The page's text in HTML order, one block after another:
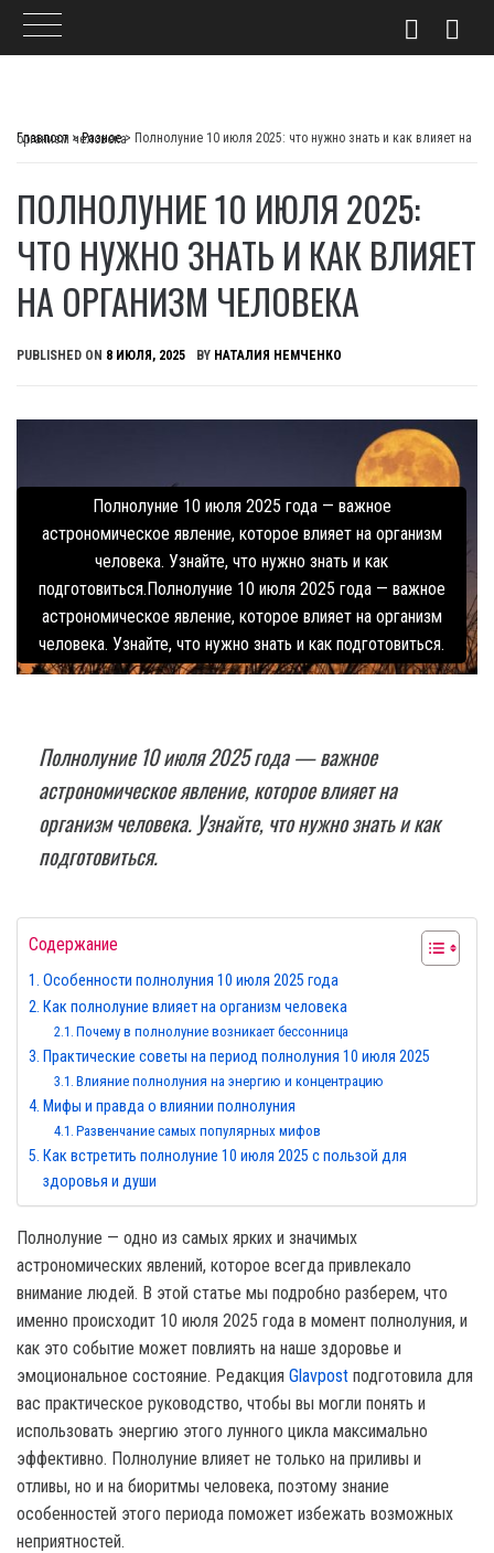
Главпост >Разное>
Полнолуние 10 июля 2025: что нужно знать и как влияет на организм человека
ПОЛНОЛУНИЕ 10 ИЮЛЯ 2025:
ЧТО НУЖНО ЗНАТЬ И КАК ВЛИЯЕТ
НА ОРГАНИЗМ ЧЕЛОВЕКА
PUBLISHED ON 8 ИЮЛЯ, 2025 BY НАТАЛИЯ НЕМЧЕНКО
Полнолуние 10 июля 2025 года — важное
астрономическое явление, которое влияет на организм
человека. Узнайте, что нужно знать и как
подготовиться.Полнолуние 10 июля 2025 года — важное
астрономическое явление, которое влияет на организм
человека. Узнайте, что нужно знать и как подготовиться.
Полнолуние 10 июля 2025 года — важное
астрономическое явление, которое влияет на
организм человека. Узнайте, что нужно знать и как
подготовиться.
Содержание
Особенности полнолуния 10 июля 2025 года
Как полнолуние влияет на организм человека
Почему в полнолуние возникает бессонница
Практические советы на период полнолуния 10 июля 2025
Влияние полнолуния на энергию и концентрацию
Мифы и правда о влиянии полнолуния
Развенчание самых популярных мифов
Как встретить полнолуние 10 июля 2025 с пользой для
здоровья и души
Полнолуние — одно из самых ярких и значимых
астрономических явлений, которое всегда привлекало
внимание людей. В этой статье мы подробно разберем, что
именно происходит 10 июля 2025 года в момент полнолуния, и
как это событие может повлиять на наше здоровье и
эмоциональное состояние. Редакция Glavpost подготовила для
вас практическое руководство, чтобы вы могли понять и
использовать энергию этого лунного цикла максимально
эффективно. Полнолуние влияет не только на приливы и
отливы, но и на биоритмы человека, поэтому знание
особенностей этого периода поможет избежать возможных
неприятностей.